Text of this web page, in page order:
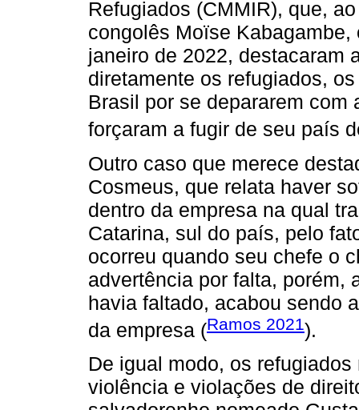
Refugiados (CMMIR), que,
congolês Moïse
janeiro de 2022, destacaram
diretamente os refugiados,
Brasil por se depararem
forçaram a fugir de seu país
Outro caso que merece
Cosmeus, que relata haver
dentro da empresa na qual
Catarina, sul do país, pelo
ocorreu quando seu chefe o
advertência por falta, porém,
havia faltado, acabou sendo
da empresa (Ramos 2021).
De igual modo, os
violência e violações de